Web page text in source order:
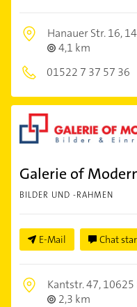
Hanauer Str. 16,
4,1 km
01522 7 37 57 36
Galerie of
BILDER UND -RAHMEN
E-Mail Chat
Kantstr. 47,10625
2,3 km